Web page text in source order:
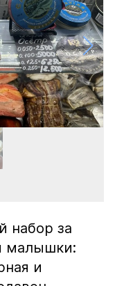
набор за
малышки:
и